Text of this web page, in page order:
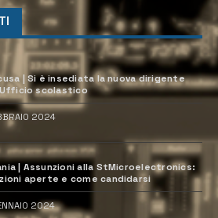
| Si è insediata la nuova dirigente
scolastico
2024
| Assunzioni alla StMicroelectronics:
aperte e come candidarsi
2024